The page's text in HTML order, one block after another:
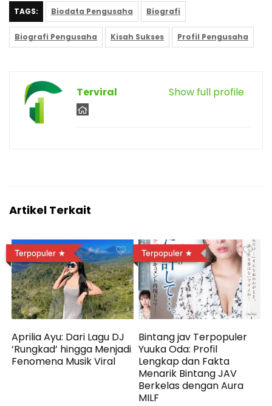
TAGS: Biodata Pengusaha Biografi
Biografi Pengusaha Kisah Sukses Profil Pengusaha
Show full profile
Terviral
Artikel Terkait
Terpopuler
Aprilia Ayu: Dari Lagu DJ
‘Rungkad’ hingga Menjadi
Fenomena Musik Viral
Terpopuler
Bintang jav Terpopuler
Yuuka Oda: Profil
Lengkap dan Fakta
Menarik Bintang JAV
Berkelas dengan Aura
MILF